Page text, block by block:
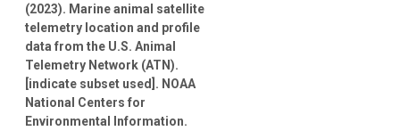
(2023). Marine animal satellite
telemetry location and profile
data from the U.S. Animal
Telemetry Network (ATN).
[indicate subset used]. NOAA
National Centers for
Environmental Information.